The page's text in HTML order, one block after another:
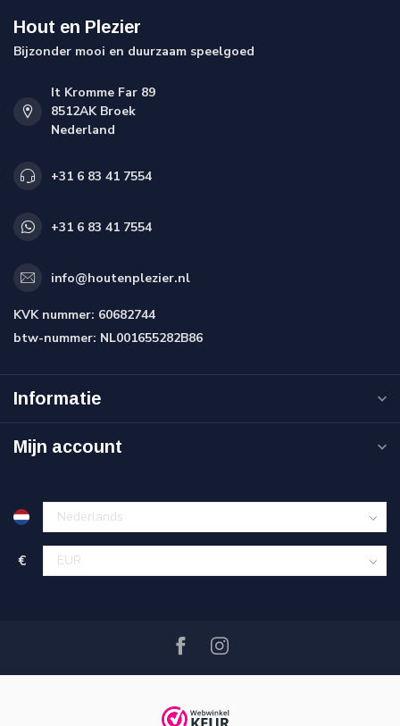
Hout en Plezier
Bijzonder mooi en duurzaam speelgoed
It Kromme Far 89
8512AK Broek
Nederland
+31 6 83 41 7554
+31 6 83 41 7554
info@houtenplezier.nl
KVK nummer: 60682744
btw-nummer: NL001655282B86
Informatie
Mijn account
€